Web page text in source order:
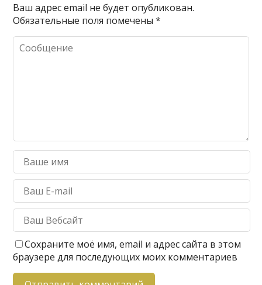
Ваш адрес email не будет опубликован.
Обязательные поля помечены*
Сохраните моё имя, email и адрес сайта в этом
браузере для последующих моих комментариев